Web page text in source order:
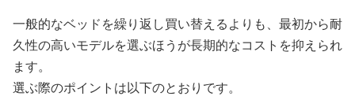
一般的なベッドを繰り返し買い替えるよりも、最初から耐
久性の高いモデルを選ぶほうが長期的なコストを抑えられ
ます。
選ぶ際のポイントは以下のとおりです。